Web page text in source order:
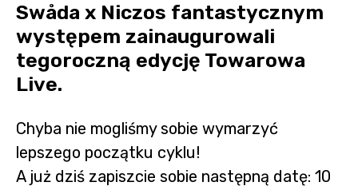
Swåda x Niczos fantastycznym
występem zainaugurowali
tegoroczną edycję Towarowa
Live.
Chyba nie mogliśmy sobie wymarzyć
lepszego początku cyklu!
A już dziś zapiszcie sobie następną datę: 10